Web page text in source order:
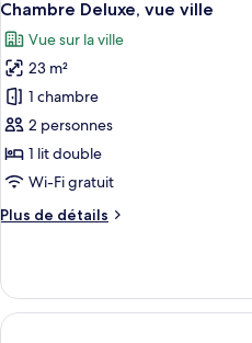
de
Chambre
Supérieure,
balcon
toutes
les
photos
pour
ce
type
de
chambre :
Chambre
ville
12
Chambre Deluxe, vue ville
Vue sur la ville
23 m²
1 chambre
2 personnes
1 lit double
Wi-Fi gratuit
Plus de détails
Plus
le
type
de